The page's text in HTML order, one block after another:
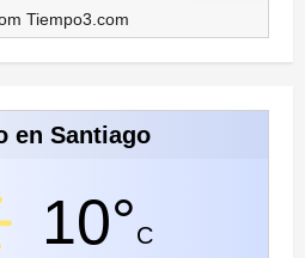
Tiempo3.com
en Santiago
10°C